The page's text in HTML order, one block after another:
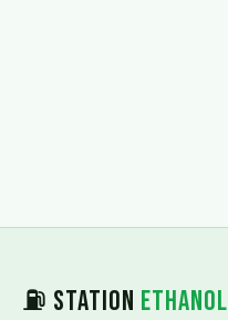
⛽ Station Ethanol